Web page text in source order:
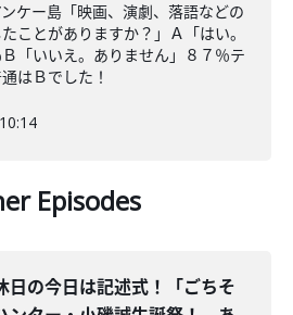
ケー島「映画、演劇、落語などの
ことがありますか？」Ａ「はい。
「いいえ。ありません」８７％テ
はＢでした！
Episodes
日の今日は記述式！「ごちそ